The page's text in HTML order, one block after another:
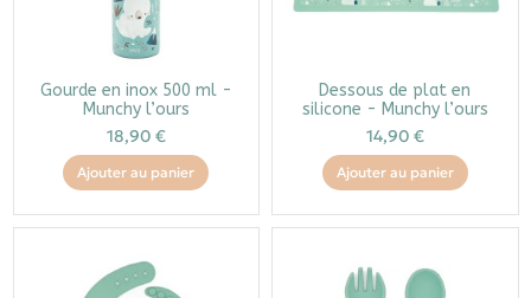
Gourde en inox 500 ml -
Munchy l’ours
18,90 €
Ajouter au panier
Dessous de plat en
silicone - Munchy l’ours
14,90 €
Ajouter au panier